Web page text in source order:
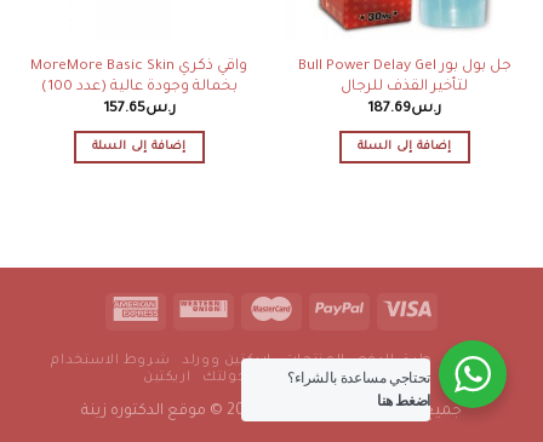
جل بول بور Bull Power Delay Gel
لتأخير القذف للرجال
ر.س187.69
إضافة إلى السلة
واقي ذكري MoreMore Basic Skin
بخمالة وجودة عالية (عدد 100)
ر.س157.65
إضافة إلى السلة
من نحن طرق الدفع المنتجات اريكتين وورلد
شروط الاستخدام
سياسة الخصوصية
رجولتك اريكتين
جميع الحقوق محفوظه 2016-2022 © موقع الدكتوره زينة
تحتاجي مساعدة بالشراء؟
اضغط هنا